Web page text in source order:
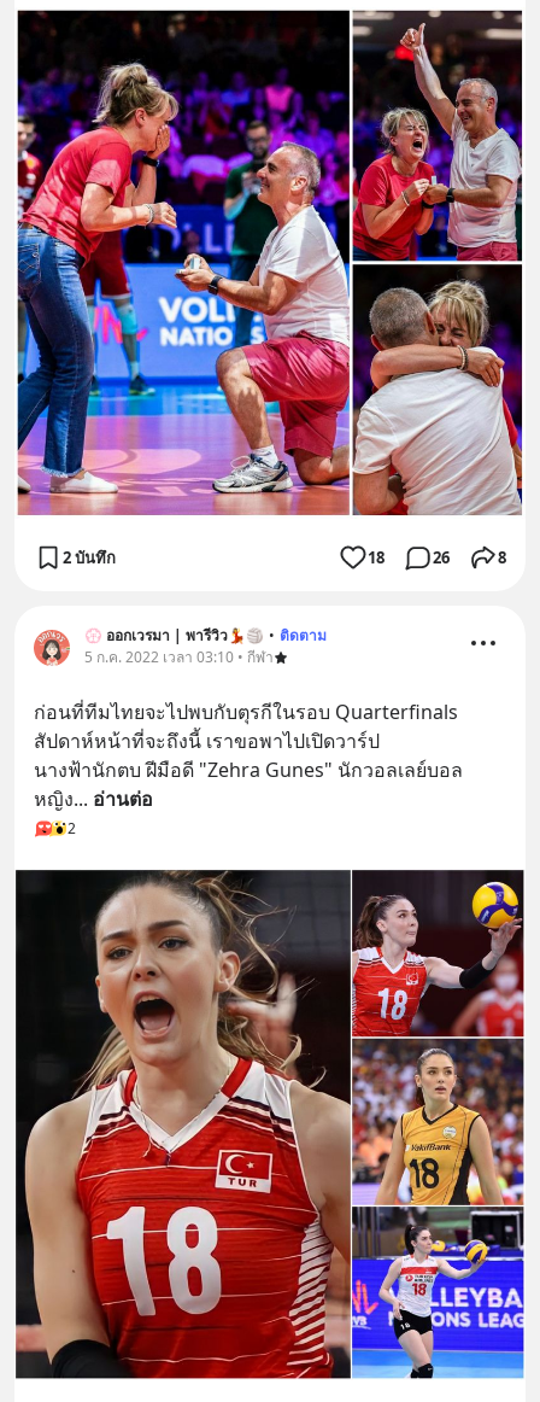
2 บันทึก 18 26 8
💮 ออกเวรมา | พารีวิว💃🏐 • ติดตาม
5 ก.ค. 2022 เวลา 03:10 • กีฬา
ก่อนที่ทีมไทยจะไปพบกับตุรกีในรอบ Quarterfinals
สัปดาห์หน้าที่จะถึงนี้ เราขอพาไปเปิดวาร์ป
นางฟ้านักตบ ฝีมือดี "Zehra Gunes" นักวอลเลย์บอล
หญิง... อ่านต่อ
2